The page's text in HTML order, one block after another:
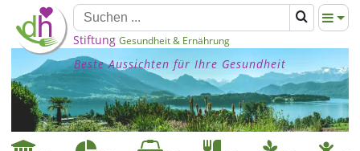
Stiftung Gesundheit & Ernährung
Beste Aussichten für Ihre Gesundheit